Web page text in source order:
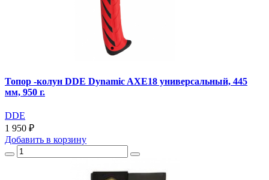
Топор -колун DDE Dynamic AXE18 универсальный, 445
мм, 950 г.
DDE
1 950 ₽
Добавить в корзину